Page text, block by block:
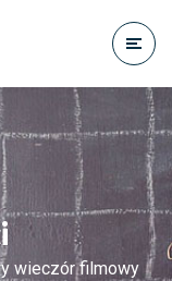
wieczór filmowy